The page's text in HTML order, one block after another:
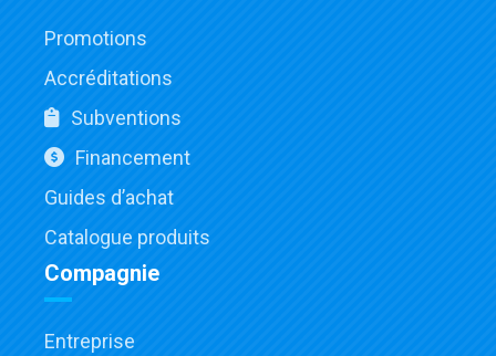
Promotions
Accréditations
Subventions
Financement
Guides d’achat
Catalogue produits
Compagnie
Entreprise